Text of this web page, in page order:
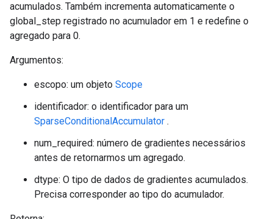
acumulados. Também incrementa automaticamente o
global_step registrado no acumulador em 1 e redefine o
agregado para 0.
Argumentos:
escopo: um objeto Scope
identificador: o identificador para um
SparseConditionalAccumulator .
num_required: número de gradientes necessários
antes de retornarmos um agregado.
dtype: O tipo de dados de gradientes acumulados.
Precisa corresponder ao tipo do acumulador.